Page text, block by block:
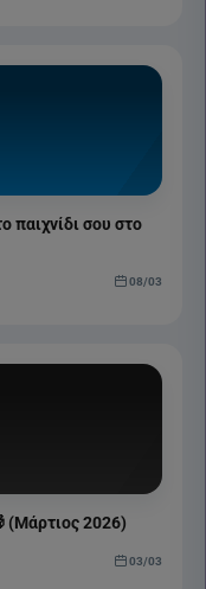
παιχνίδι σου στο
08/03
2026)
03/03